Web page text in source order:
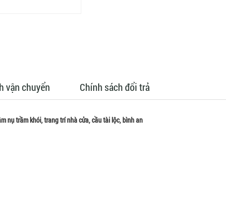
vận chuyển Chính sách đổi trả
nụ trầm khói, trang trí nhà cửa, cầu tài lộc, bình an